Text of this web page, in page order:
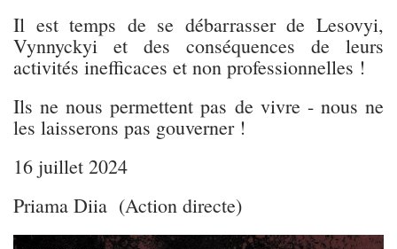
Il est temps de se débarrasser de Lesovyi,
Vynnyckyi et des conséquences de leurs
activités inefficaces et non professionnelles !
Ils ne nous permettent pas de vivre - nous ne
les laisserons pas gouverner !
16 juillet 2024
Priama Diia (Action directe)